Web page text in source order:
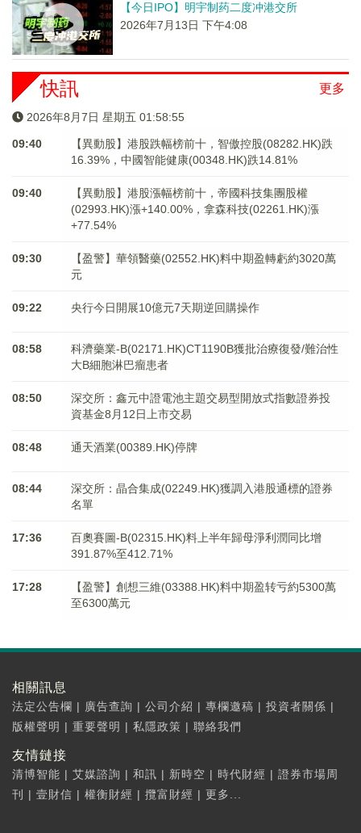
【今日IPO】明宇制药二度冲港交所
2026年7月13日 下午4:08
更多
快訊
2026年8月7日 星期五 01:58:55
09:40
【異動股】港股跌幅榜前十，智傲控股(08282.HK)跌
16.39%，中國智能健康(00348.HK)跌14.81%
09:40
【異動股】港股漲幅榜前十，帝國科技集團股權
(02993.HK)漲+140.00%，拿森科技(02261.HK)漲
+77.54%
09:30
【盈警】華領醫藥(02552.HK)料中期盈轉虧約3020萬
元
09:22 央行今日開展10億元7天期逆回購操作
08:58
科濟藥業-B(02171.HK)CT1190B獲批治療復發/難治性
大B細胞淋巴瘤患者
08:50
深交所：鑫元中證電池主題交易型開放式指數證券投
資基金8月12日上市交易
08:48 通天酒業(00389.HK)停牌
08:44
深交所：晶合集成(02249.HK)獲調入港股通標的證券
名單
17:36
百奧賽圖-B(02315.HK)料上半年歸母淨利潤同比增
391.87%至412.71%
17:28
【盈警】創想三維(03388.HK)料中期盈转亏約5300萬
至6300萬元
相關訊息
法定公告欄 | 廣告查詢 | 公司介紹 | 專欄邀稿 | 投資者關係 |
版權聲明 | 重要聲明 | 私隱政策 | 聯絡我們
友情鏈接
清博智能 | 艾媒諮詢 | 和訊 | 新時空 | 時代財經 | 證券市場周
刊
| 壹財信 | 權衡財經 | 攬富財經 | 更多...